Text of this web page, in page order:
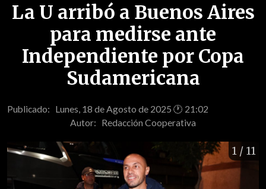
La U arribó a Buenos Aires
para medirse ante
Independiente por Copa
Sudamericana
Publicado: Lunes, 18 de Agosto de 2025 🕐 21:02
Autor: Redacción Cooperativa
1 / 11